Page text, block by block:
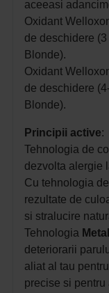
aceeasi
Oxidant
de deschidere
Blonde).
Oxidant
de deschidere
Blonde).
Principii active:
Tehnologia de
dezvolta alergie
Cu tehnologia
rezultate de
si stralucire
Tehnologia
deteriorarii
aliat al tau
precise si